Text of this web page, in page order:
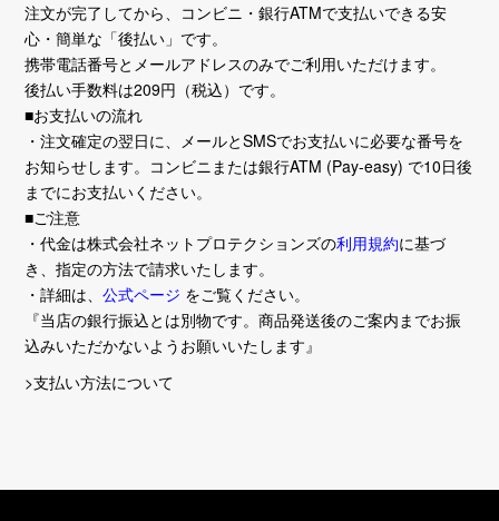
注文が完了してから、コンビニ・銀行ATMで支払いできる安
心・簡単な「後払い」です。
携帯電話番号とメールアドレスのみでご利用いただけます。
後払い手数料は209円（税込）です。
■お支払いの流れ
・注文確定の翌日に、メールとSMSでお支払いに必要な番号を
お知らせします。コンビニまたは銀行ATM (Pay-easy) で10日後
までにお支払いください。
■ご注意
・代金は株式会社ネットプロテクションズの利用規約に基づ
き、指定の方法で請求いたします。
・詳細は、公式ページ をご覧ください。
『当店の銀行振込とは別物です。商品発送後のご案内までお振
込みいただかないようお願いいたします』
>支払い方法について